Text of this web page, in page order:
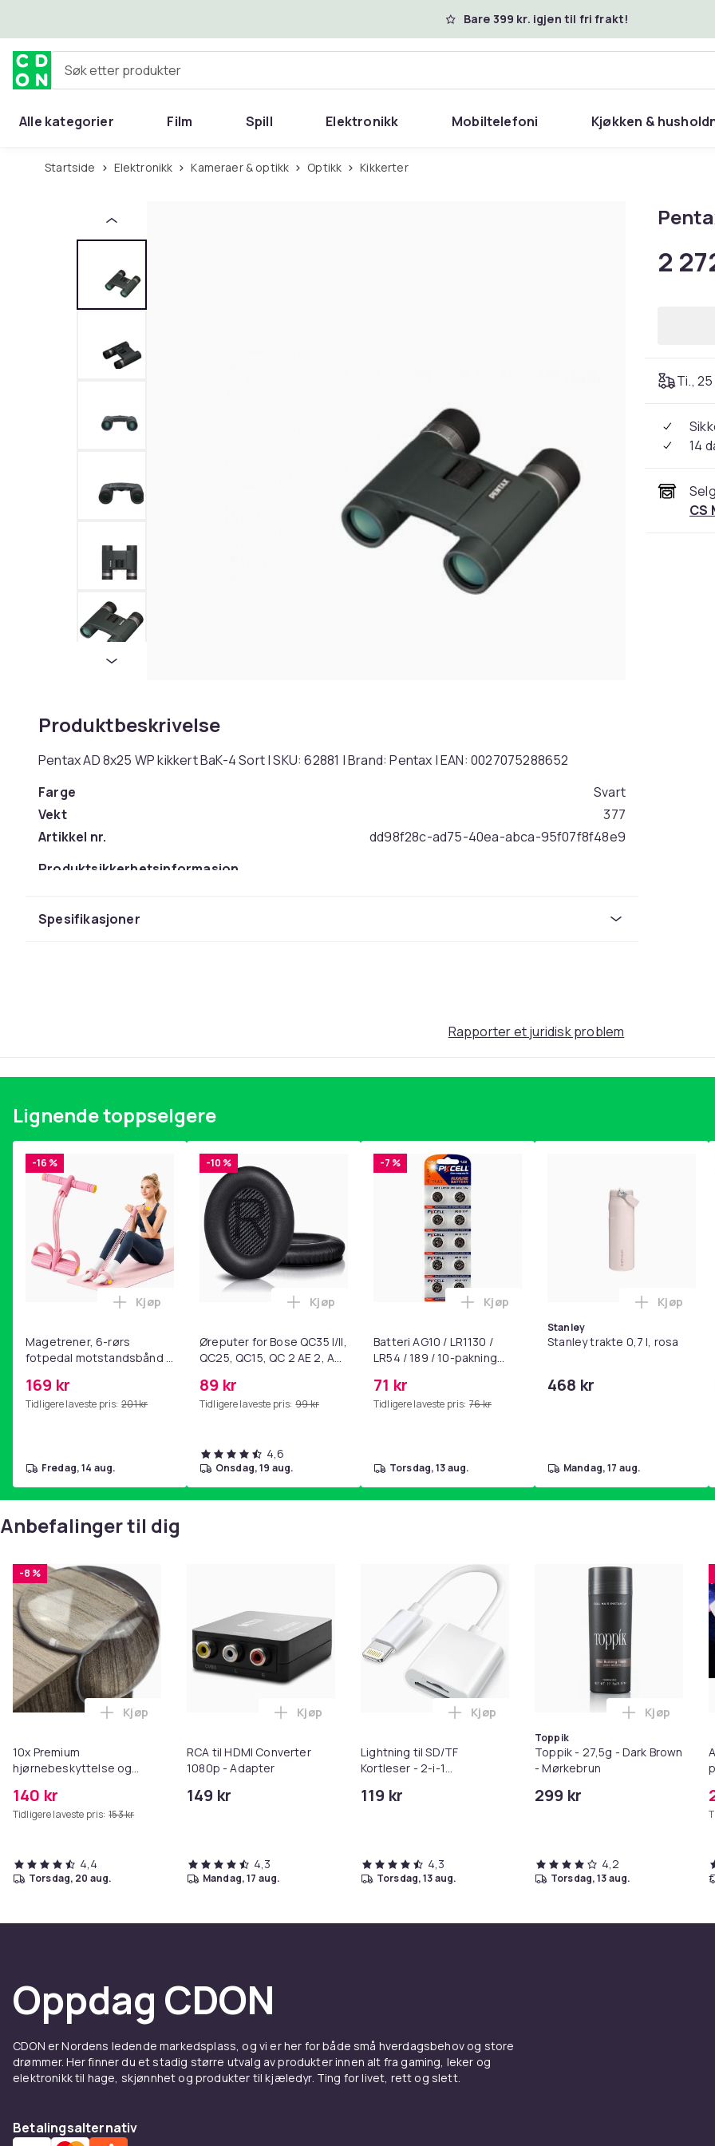
Bare 399 kr. igjen til fri frakt!
Søk etter produkter
Alle kategorier Film Spill Elektronikk Mobiltelefoni Kjøkken &
Startside Elektronikk Kameraer & optikk Optikk Kikkerter
Produktbeskrivelse
Pentax AD 8x25 WP kikkert BaK-4 Sort | SKU: 62881 | Brand: Pentax | EAN: 0027075288652
Farge
Svart
Vekt
377
Artikkel nr.
dd98f28c-ad75-40ea-abca-95f07f8f48e9
Produktsikkerhetsinformasjon
Spesifikasjoner
2
Ti.,
14
CS
Rapporter et juridisk problem
Lignende toppselgere
-16 %
Magetrener, 6-rørs
fotpedal motstandsbånd -
yoga og
hjemmegymnastikk Pink
169 kr
Tidligere laveste pris: 201 kr
Legg Magetrener, 6-rørs fotpedal motstandsbånd - mage- og kjernetrening, yoga og
Kjøp
fredag, 14 aug.
-10 %
Øreputer for Bose QC35 I/II,
QC25, QC15, QC 2 AE 2, AE
SoundLink Black
89 kr
Tidligere laveste pris: 99 kr
Legg Øreputer for Bose QC35 I/II, QC25, QC15, QC 2 AE 2, AE 2i, AE 2w,
Kjøp
4,6
onsdag, 19 aug.
-7 %
Batteri AG10 / LR1130 /
LR54 / 189 / 10-pakning
71 kr
Tidligere laveste pris: 76 kr
Legg Batteri AG10 / LR1130 / LR54 / 189
Kjøp
torsdag, 13 aug.
Stanley
Stanley trakte 0,7 l, rosa
468 kr
Legg
Kjøp
mandag, 17 aug.
Anbefalinger til dig
-8 %
10x Premium
hjørnebeskyttelse og
140 kr
Tidligere laveste pris: 153 kr
Legg 10x Premium hjørnebeskyttelse og kantbeskyttelse for barn i handlekurven
Kjøp
4,4
torsdag, 20 aug.
RCA til HDMI Converter
1080p - Adapter
149 kr
Legg RCA til HDMI Converter 1080p - Adapter i handlekurven
Kjøp
4,3
mandag, 17 aug.
Lightning til SD/TF
Kortleser - 2-i-1
iPhone/iPad
119 kr
Legg Lightning til SD/TF Kortleser - 2-i-1
Kjøp
4,3
torsdag, 13 aug.
Toppik
Toppik - 27,5g - Dark Brown
- Mørkebrun
299 kr
Legg
Kjøp
4,2
torsdag, 13 aug.
Oppdag CDON
CDON er Nordens ledende markedsplass, og vi er her for både små hverdagsbehov og store
drømmer. Her finner du et stadig større utvalg av produkter innen alt fra gaming, leker og
elektronikk til hage, skjønnhet og produkter til kjæledyr. Ting for livet, rett og slett.
Betalingsalternativ